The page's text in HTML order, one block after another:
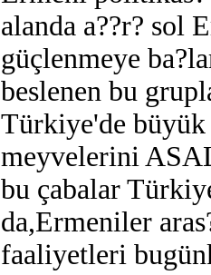
alanda a??r? sol
güçlenmeye
beslenen bu
Türkiye'de büyük
meyvelerini
bu çabalar
da,Ermeniler
faaliyetleri